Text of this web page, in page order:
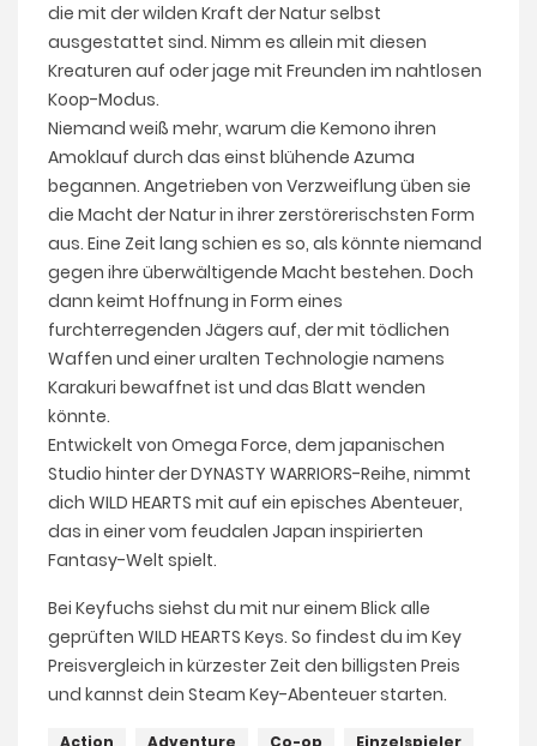
die mit der wilden Kraft der Natur selbst
ausgestattet sind. Nimm es allein mit diesen
Kreaturen auf oder jage mit Freunden im nahtlosen
Koop-Modus.
Niemand weiß mehr, warum die Kemono ihren
Amoklauf durch das einst blühende Azuma
begannen. Angetrieben von Verzweiflung üben sie
die Macht der Natur in ihrer zerstörerischsten Form
aus. Eine Zeit lang schien es so, als könnte niemand
gegen ihre überwältigende Macht bestehen. Doch
dann keimt Hoffnung in Form eines
furchterregenden Jägers auf, der mit tödlichen
Waffen und einer uralten Technologie namens
Karakuri bewaffnet ist und das Blatt wenden
könnte.
Entwickelt von Omega Force, dem japanischen
Studio hinter der DYNASTY WARRIORS-Reihe, nimmt
dich WILD HEARTS mit auf ein episches Abenteuer,
das in einer vom feudalen Japan inspirierten
Fantasy-Welt spielt.
Bei Keyfuchs siehst du mit nur einem Blick alle
geprüften WILD HEARTS Keys. So findest du im Key
Preisvergleich in kürzester Zeit den billigsten Preis
und kannst dein Steam Key-Abenteuer starten.
Action Adventure Co-op Einzelspieler